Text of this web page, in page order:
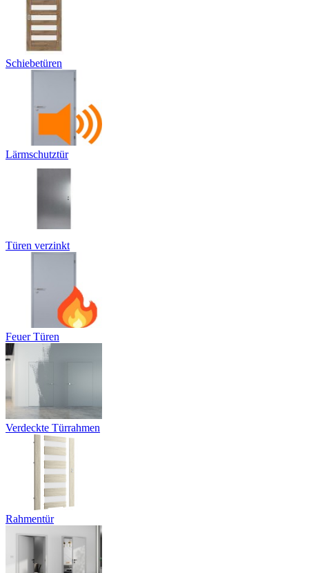
Schiebetüren
Lärmschutztür
Türen verzinkt
Feuer Türen
Verdeckte Türrahmen
Rahmentür